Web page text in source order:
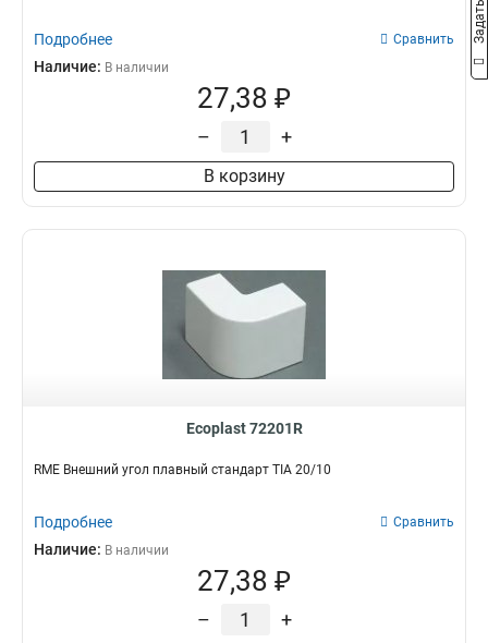
Подробнее Сравнить
Наличие: В наличии
27,38 ₽
– +
В корзину
Ecoplast 72201R
RME Внешний угол плавный стандарт TIA 20/10
Подробнее Сравнить
Наличие: В наличии
27,38 ₽
– +